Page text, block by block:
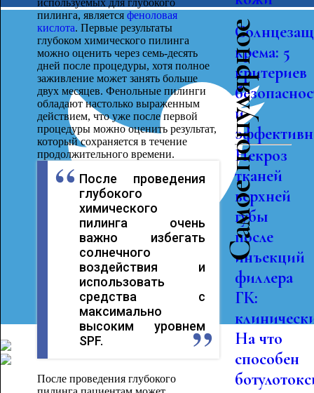
используемых для глубокого
пилинга, является феноловая
кислота. Первые результаты
глубоком химического пилинга
можно оценить через семь-десять
дней после процедуры, хотя полное
заживление может занять больше
двух месяцев. Фенольные пилинги
обладают настолько выраженным
действием, что уже после первой
процедуры можно оценить результат,
который сохраняется в течение
продолжительного времени.
После проведения
глубокого
химического
пилинга очень
важно избегать
солнечного
воздействия и
использовать
средства с
максимально
высоким уровнем
SPF.
После проведения глубокого
Самое популярное
крема: 5
критериев
и
Некроз
тканей
верхней
губы
после
инъекций
филлера
ГК:
На что
способен